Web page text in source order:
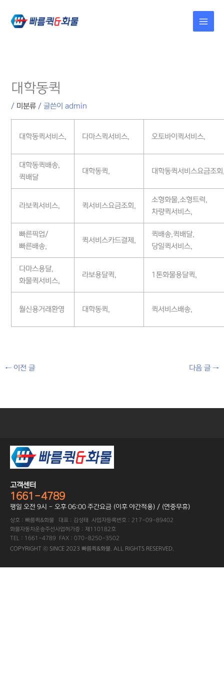
건너뛰기
대학동퀵
/ 미분류 / 글쓴이admin
대학동퀵서비스, 다마스퀵서비스, 오토바이퀵서비스,
대학동퀵배송,
퀵배달
대학동퀵, 대학동퀵서비스요금조
라보퀵서비스, 퀵서비스요금조회,
소형화물,소형트럭,
차량퀵서비스,
빠른픽업/
빠른배송,
퀵서비스카드결제,
퀵배송,퀵배달,
당일퀵서비스,
다마스용달,
화물퀵서비스,
라보용달퀵, 1톤화물용달퀵,
월신용거래환영 대학동퀵, 퀵서비스배송,
←이전 글 다음 글→
고객센터
1661-4789
평일 오전 9시 - 오후 06:00 주간요금 (이후 야간적용) / (연중무휴)
상호 : 빠름퀵&화물 대표 : 김성태 사업자등록번호 : 217-09-89402
화물자동차운송주선사업허가증 : 제110182호
TEL : 1661-4789 FAX : 070-8250-3502
COPYRIGHT ⓒ SINCE 2023 빠름퀵&화물. ALL RIGHTS RESERVED.